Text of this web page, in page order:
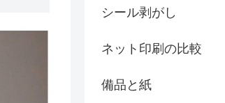
シール剥がし
ネット印刷の比較
備品と紙